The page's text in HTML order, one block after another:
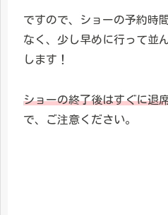
ですので、ショーの予約時
なく、少し早めに行って並
します！
ショーの終了後はすぐに退
で、ご注意ください。